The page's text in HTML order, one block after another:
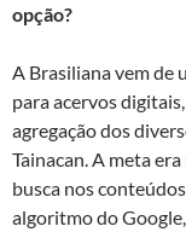
opção?
A Brasiliana vem de
para acervos
agregação dos
Tainacan. A meta
busca nos
algoritmo do